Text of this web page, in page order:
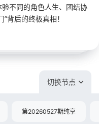
不同的角色人生、团结协
背后的终极真相！
切换节点
第20260527期纯享